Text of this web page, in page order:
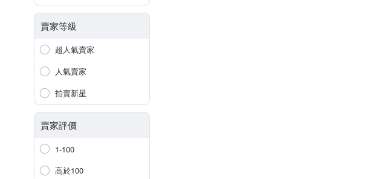
賣家等級
超人氣賣家
人氣賣家
拍賣新星
賣家評價
1-100
高於100